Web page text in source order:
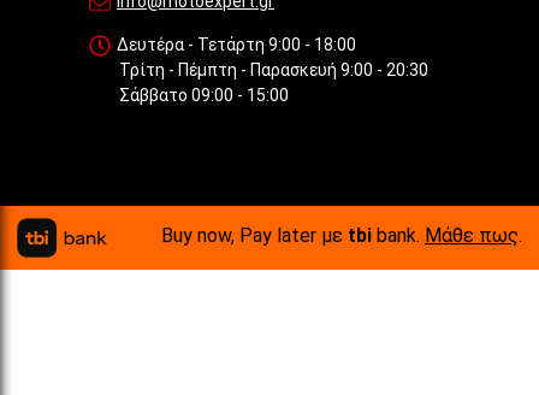
Δευτέρα - Τετάρτη 9:00 - 18:00
Τρίτη - Πέμπτη - Παρασκευή 9:00 - 20:30
Σάββατο 09:00 - 15:00
Buy now, Pay later με tbi bank. Μάθε πως.